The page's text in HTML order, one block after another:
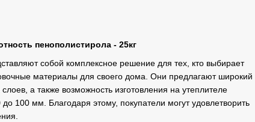
пенополистирола - 25кг
собой комплексное решение для тех, кто выбирает
материалы для своего дома. Они предлагают широкий
а также возможность изготовления на утеплителе
100 мм. Благодаря этому, покупатели могут удовлетворить